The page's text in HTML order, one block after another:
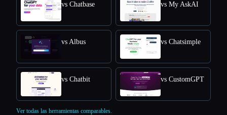
vs Chatbase vs My AskAI
vs Albus vs Chatsimple
vs Chatbit vs CustomGPT
Ver todas las herramientas comparables.